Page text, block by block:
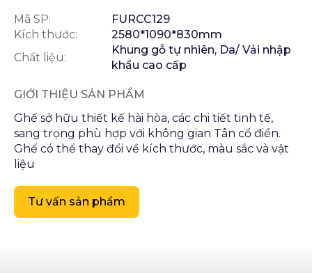
Mã SP:
FURCC129
Kích thước:
2580*1090*830mm
Chất liệu:
Khung gỗ tự nhiên, Da/ Vải nhập
khẩu cao cấp
GIỚI THIỆU SẢN PHẨM
Ghế sở hữu thiết kế hài hòa, các chi tiết tinh tế,
sang trọng phù hợp với không gian Tân cổ điển.
Ghế có thể thay đổi về kích thước, màu sắc và vật
liệu
Tư vấn sản phẩm